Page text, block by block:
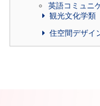
英語コミュニ
観光文化学類
住空間デザイ